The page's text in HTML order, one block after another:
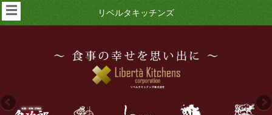
リベルタキッチンズ
☰